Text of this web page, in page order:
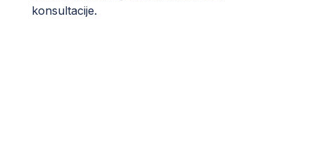
konsultacije.